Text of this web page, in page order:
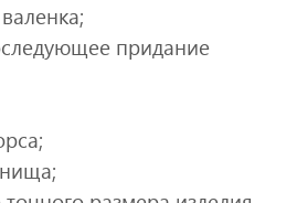
придание